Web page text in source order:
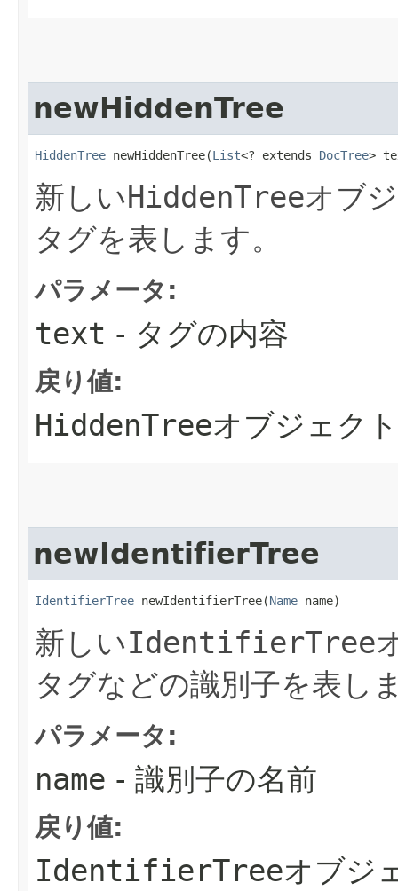
newHiddenTree
HiddenTree newHiddenTree​(List<? extends DocTree>
新しいHiddenTreeオブ
タグを表します。
パラメータ:
text - タグの内容
戻り値:
HiddenTreeオブジェクト
newIdentifierTree
IdentifierTree newIdentifierTree​(Name name)
新しいIdentifierTree
タグなどの識別子を表し
パラメータ:
name - 識別子の名前
戻り値:
IdentifierTreeオブジ